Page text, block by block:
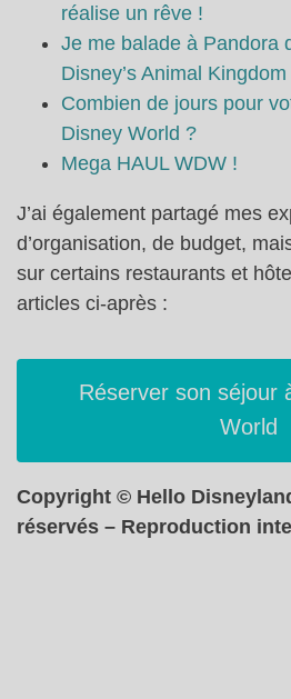
réalise un rêve !
Je me balade à Pandora
Disney’s Animal
Combien de jours pour
Disney World ?
Mega HAUL WDW !
J’ai également partagé mes
d’organisation, de budget,
sur certains restaurants et
articles ci-après :
Réserver son séjour
World
Copyright © Hello
réservés – Reproduction